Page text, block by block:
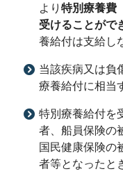
より 特別療養費
受けることがで
養給付は支給し
当該疾病又は負
療養給付に相当
特別療養給付を
者、船員保険の
国民健康保険の
者等となったと